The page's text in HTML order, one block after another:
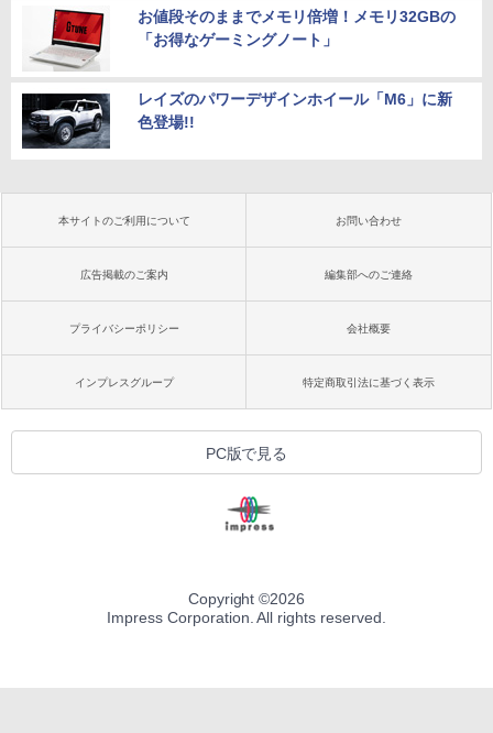
お値段そのままでメモリ倍増！メモリ32GBの
「お得なゲーミングノート」
レイズのパワーデザインホイール「M6」に新
色登場!!
本サイトのご利用について お問い合わせ
広告掲載のご案内 編集部へのご連絡
プライバシーポリシー 会社概要
インプレスグループ 特定商取引法に基づく表示
PC版で見る
Copyright ©2026
Impress Corporation. All rights reserved.